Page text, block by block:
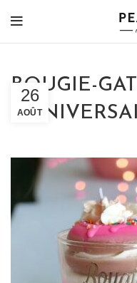
BOUGIE-
26
AOÛT